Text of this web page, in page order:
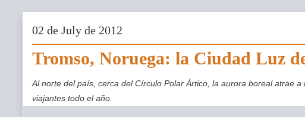
02 de July de 2012
Tromso, Noruega: la Ciudad Luz
Al norte del país, cerca del Círculo Polar Ártico, la aurora boreal atrae
viajantes todo el año.